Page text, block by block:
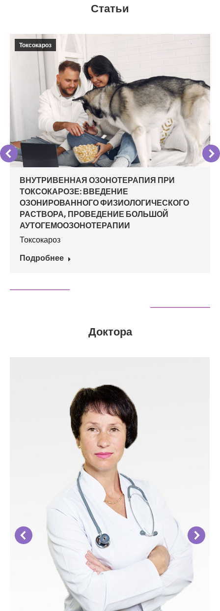
Статьи
Токсокароз
ВНУТРИВЕННАЯ ОЗОНОТЕРАПИЯ ПРИ
ТОКСОКАРОЗЕ: ВВЕДЕНИЕ
ОЗОНИРОВАННОГО ФИЗИОЛОГИЧЕСКОГО
РАСТВОРА, ПРОВЕДЕНИЕ БОЛЬШОЙ
АУТОГЕМООЗОНОТЕРАПИИ
Токсокароз
Подробнее
Доктора